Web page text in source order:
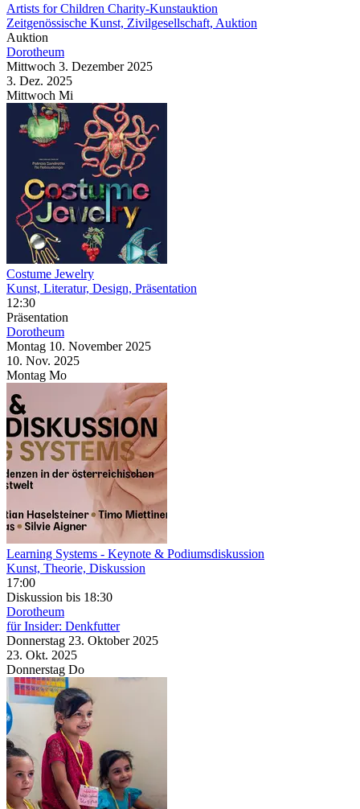
Artists for Children Charity-Kunstauktion
Zeitgenössische Kunst, Zivilgesellschaft, Auktion
Auktion
Dorotheum
Mittwoch 3. Dezember 2025
3. Dez. 2025
Mittwoch Mi
Costume Jewelry
Kunst, Literatur, Design, Präsentation
12:30
Präsentation
Dorotheum
Montag 10. November 2025
10. Nov. 2025
Montag Mo
Learning Systems - Keynote & Podiumsdiskussion
Kunst, Theorie, Diskussion
17:00
Diskussion bis 18:30
Dorotheum
für Insider: Denkfutter
Donnerstag 23. Oktober 2025
23. Okt. 2025
Donnerstag Do